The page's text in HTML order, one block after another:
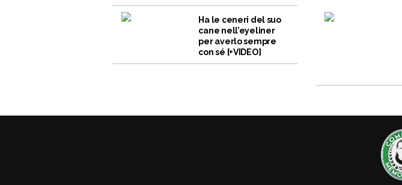
Ha le ceneri del suo
cane nell’eyeliner
per averlo sempre
con sé [+VIDEO]